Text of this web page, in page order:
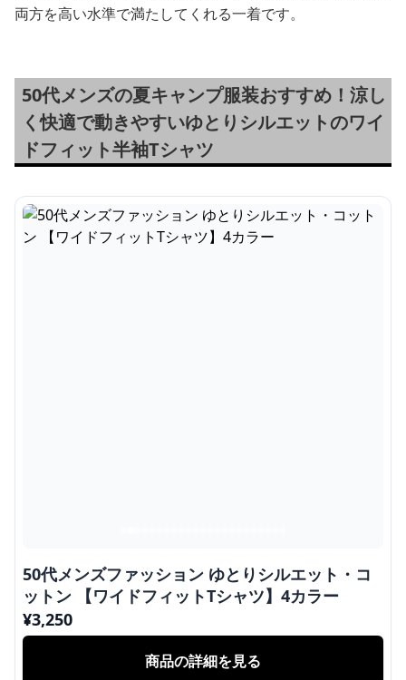
両方を高い水準で満たしてくれる一着です。
50代メンズの夏キャンプ服装おすすめ！涼し
く快適で動きやすいゆとりシルエットのワイ
ドフィット半袖Tシャツ
50代メンズファッション ゆとりシルエット・コ
ットン 【ワイドフィットTシャツ】4カラー
¥3,250
商品の詳細を見る